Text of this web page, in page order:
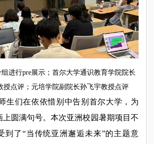
进行pre展示；首尔大学通识教育学院院长
授点评；元培学院副院长孙飞宇教授点评
生们在依依惜别中告别首尔大学，为
上圆满句号。本次亚洲校园暑期项目不
到了“当传统亚洲邂逅未来”的主题意